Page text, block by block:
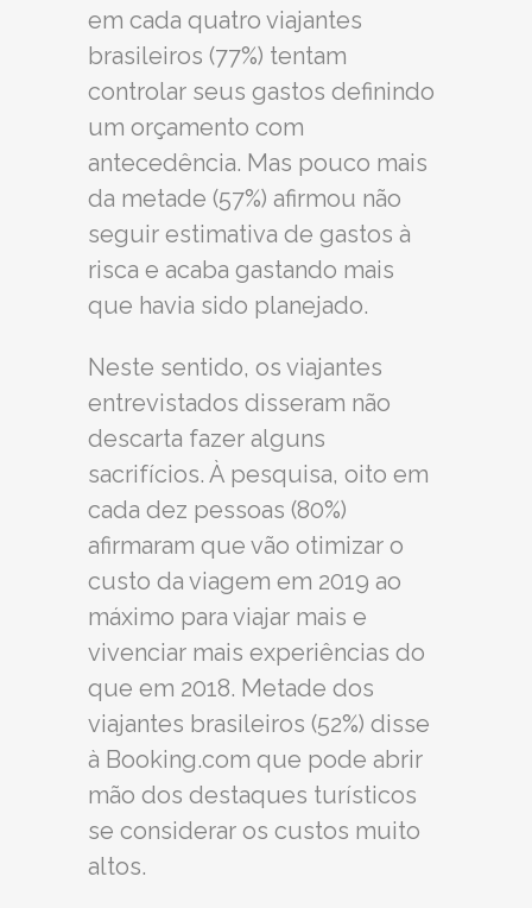
em cada quatro viajantes
brasileiros (77%) tentam
controlar seus gastos definindo
um orçamento com
antecedência. Mas pouco mais
da metade (57%) afirmou não
seguir estimativa de gastos à
risca e acaba gastando mais
que havia sido planejado.
Neste sentido, os viajantes
entrevistados disseram não
descarta fazer alguns
sacrifícios. À pesquisa, oito em
cada dez pessoas (80%)
afirmaram que vão otimizar o
custo da viagem em 2019 ao
máximo para viajar mais e
vivenciar mais experiências do
que em 2018. Metade dos
viajantes brasileiros (52%) disse
à Booking.com que pode abrir
mão dos destaques turísticos
se considerar os custos muito
altos.